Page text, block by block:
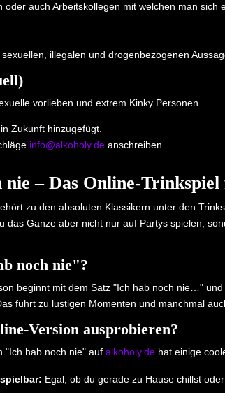
oder auch Arbeitskollegen mit welchen man sich
illegalen und drogenbezogenen
vorlieben und extrem Kinky Personen.
Zukunft hinzugefügt.
info@alkoholy.de anschreiben.
nie – Das Online-
zu den absoluten Klassikern unter den
das Ganze aber nicht nur auf Partys spielen,
noch nie"?
beginnt mit dem Satz "Ich hab noch nie…"
führt zu lustigen Momenten und manchmal
Version ausprobieren?
"Ich hab noch nie" aufalkoholy.de hat einige
Egal, ob du gerade zu Hause chillst